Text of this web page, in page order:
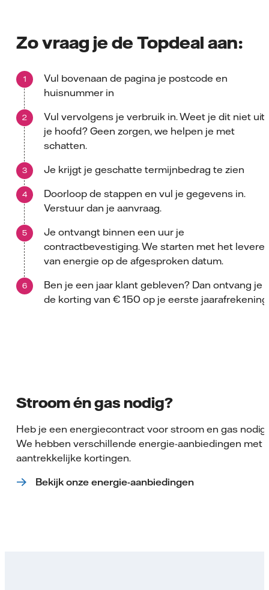
Zo vraag je de Topdeal aan:
Vul bovenaan de pagina je postcode en
huisnummer in
Vul vervolgens je verbruik in. Weet je dit niet uit
je hoofd? Geen zorgen, we helpen je met
schatten.
Je krijgt je geschatte termijnbedrag te zien
Doorloop de stappen en vul je gegevens in.
Verstuur dan je aanvraag.
Je ontvangt binnen een uur je
contractbevestiging. We starten met het
van energie op de afgesproken datum.
Ben je een jaar klant gebleven? Dan ontvang je
de korting van € 150 op je eerste
Stroom én gas nodig?
Heb je een energiecontract voor stroom en gas
We hebben verschillende energie-aanbiedingen met
aantrekkelijke kortingen.
Bekijk onze energie-aanbiedingen